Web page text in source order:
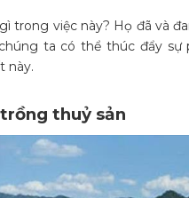
trong việc này? Họ đã và
ta có thể thúc đẩy
này.
thuỷ sản